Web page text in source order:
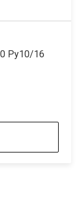
Ру10/16